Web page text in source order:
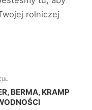
rolniczej
BERMA, KRAMP